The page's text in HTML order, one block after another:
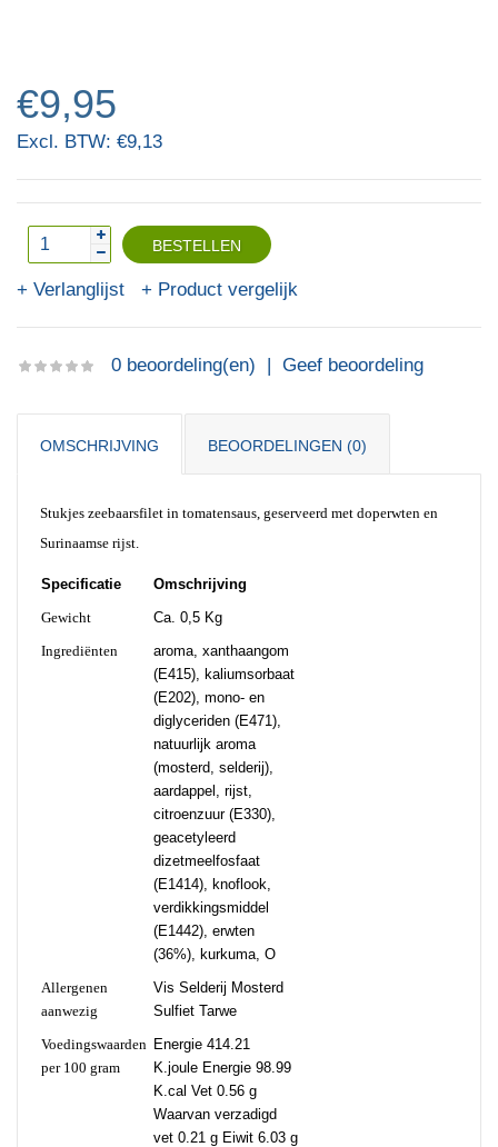
€9,95
Excl. BTW: €9,13
Verlanglijst Product vergelijk
0 beoordeling(en) | Geef beoordeling
OMSCHRIJVING BEOORDELINGEN (0)
Stukjes zeebaarsfilet in tomatensaus, geserveerd met doperwten en
Surinaamse rijst.
Specificatie
Omschrijving
Gewicht
Ca. 0,5 Kg
Ingrediënten
aroma, xanthaangom
(E415), kaliumsorbaat
(E202), mono- en
diglyceriden (E471),
natuurlijk aroma
(mosterd, selderij),
aardappel, rijst,
citroenzuur (E330),
geacetyleerd
dizetmeelfosfaat
(E1414), knoflook,
verdikkingsmiddel
(E1442), erwten
(36%), kurkuma, O
Allergenen
aanwezig
Vis Selderij Mosterd
Sulfiet Tarwe
Voedingswaarden
per 100 gram
Energie 414.21
K.joule Energie 98.99
K.cal Vet 0.56 g
Waarvan verzadigd
vet 0.21 g Eiwit 6.03 g